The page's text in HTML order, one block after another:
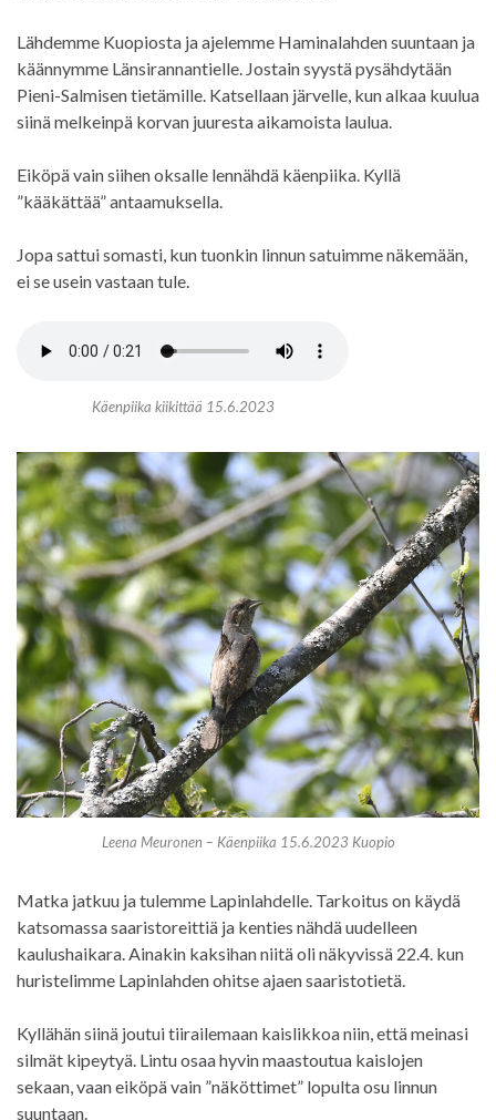
Lähdemme Kuopiosta ja ajelemme Haminalahden suuntaan ja
käännymme Länsirannantielle. Jostain syystä pysähdytään
Pieni-Salmisen tietämille. Katsellaan järvelle, kun alkaa kuulua
siinä melkeinpä korvan juuresta aikamoista laulua.
Eiköpä vain siihen oksalle lennähdä käenpiika. Kyllä
”kääkättää” antaamuksella.
Jopa sattui somasti, kun tuonkin linnun satuimme näkemään,
ei se usein vastaan tule.
Käenpiika kiikittää 15.6.2023
Leena Meuronen – Käenpiika 15.6.2023 Kuopio
Matka jatkuu ja tulemme Lapinlahdelle. Tarkoitus on käydä
katsomassa saaristoreittiä ja kenties nähdä uudelleen
kaulushaikara. Ainakin kaksihan niitä oli näkyvissä 22.4. kun
huristelimme Lapinlahden ohitse ajaen saaristotietä.
Kyllähän siinä joutui tiirailemaan kaislikkoa niin, että meinasi
silmät kipeytyä. Lintu osaa hyvin maastoutua kaislojen
sekaan, vaan eiköpä vain ”näköttimet” lopulta osu linnun
suuntaan.